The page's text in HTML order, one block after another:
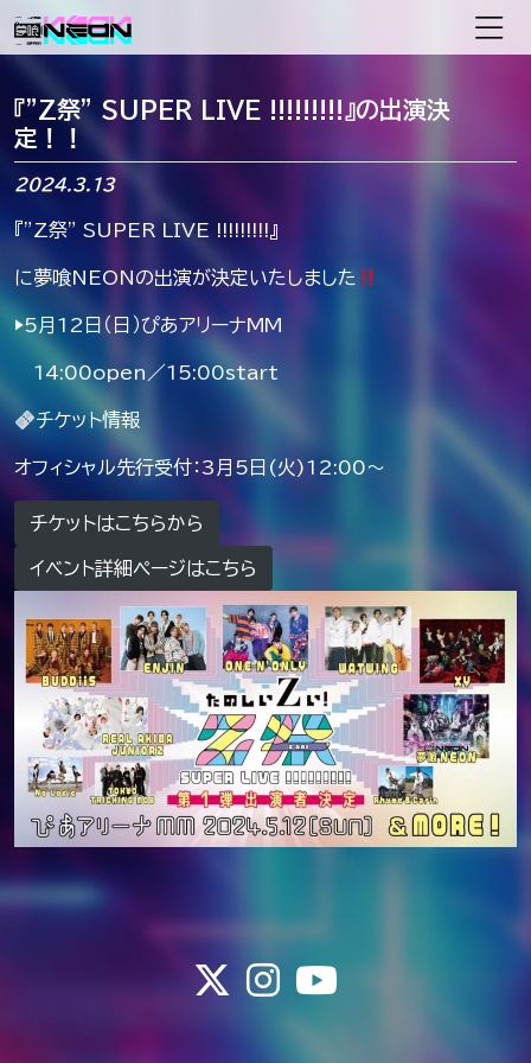
メインナビゲーション
『”Z祭” SUPER LIVE !!!!!!!!!』の出演決
定！！
2024.3.13
『”Z祭” SUPER LIVE !!!!!!!!!』
に夢喰NEONの出演が決定いたしました
▶︎5月12日（日）ぴあアリーナMM
14:00open／15:00start
チケット情報
オフィシャル先行受付：3月5日(火)12:00～
チケットはこちらから
イベント詳細ページはこちら